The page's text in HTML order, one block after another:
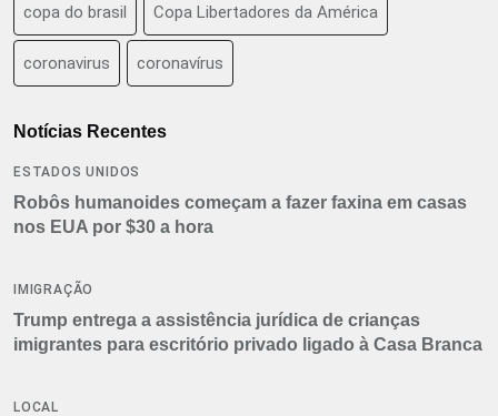
copa do brasil Copa Libertadores da América
coronavirus coronavírus
Notícias Recentes
ESTADOS UNIDOS
Robôs humanoides começam a fazer faxina em casas
nos EUA por $30 a hora
IMIGRAÇÃO
Trump entrega a assistência jurídica de crianças
imigrantes para escritório privado ligado à Casa Branca
LOCAL